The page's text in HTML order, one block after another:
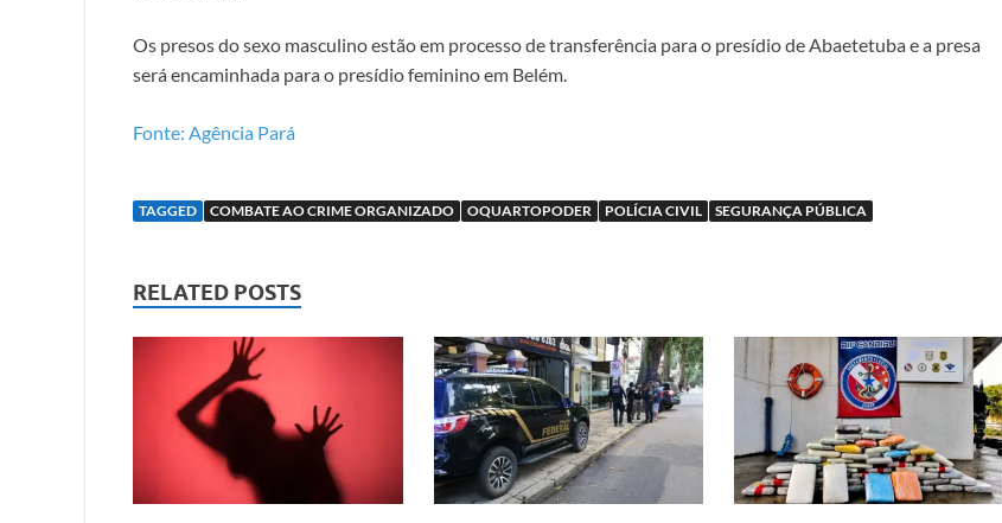
Os presos do sexo masculino estão em processo de transferência para o presídio de Abaetetuba e a presa
será encaminhada para o presídio feminino em Belém.
Fonte: Agência Pará
TAGGED COMBATE AO CRIME ORGANIZADO OQUARTOPODER POLÍCIA CIVIL SEGURANÇA PÚBLICA
RELATED POSTS